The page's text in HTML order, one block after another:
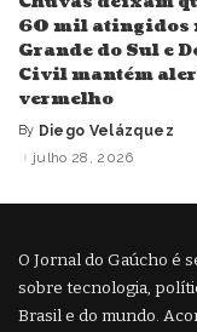
60 mil atingidos
Grande do Sul e
Civil mantém
vermelho
Posted
by
By Diego Velázquez
julho 28, 2026
O Jornal do Gaúcho é
sobre tecnologia,
Brasil e do mundo.